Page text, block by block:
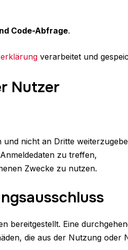
Code-Abfrage.
verarbeitet und
Nutzer
nicht an Dritte
zu treffen,
Zwecke zu nutzen.
bereitgestellt. Eine
die aus der Nutzung oder